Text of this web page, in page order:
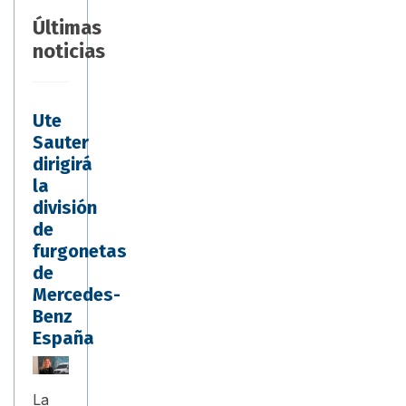
Últimas
noticias
Ute
Sauter
dirigirá
la
división
de
furgonetas
de
Mercedes-
Benz
España
La